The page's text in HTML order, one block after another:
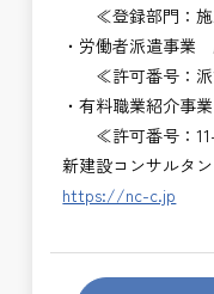
≪登録部門：施
・労働者派遣事業
≪許可番号：派
・有料職業紹介事
≪許可番号：11-
新建設コンサルタ
https://nc-c.jp